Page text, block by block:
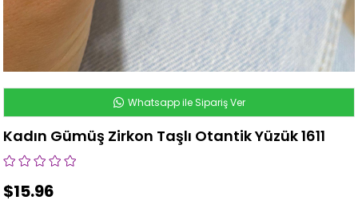
Whatsapp ile Sipariş Ver
Kadın Gümüş Zirkon Taşlı Otantik Yüzük 1611
$15.96